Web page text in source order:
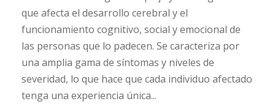
que afecta el desarrollo cerebral y el
funcionamiento cognitivo, social y emocional de
las personas que lo padecen. Se caracteriza por
una amplia gama de síntomas y niveles de
severidad, lo que hace que cada individuo afectado
tenga una experiencia única...